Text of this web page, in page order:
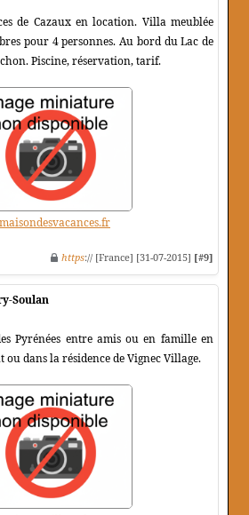
de Cazaux en location. Villa meublée
pour 4 personnes. Au bord du Lac de
Piscine, réservation, tarif.
https:// [France] [31-07-2015] [#9]
Soulan
Pyrénées entre amis ou en famille en
dans la résidence de Vignec Village.